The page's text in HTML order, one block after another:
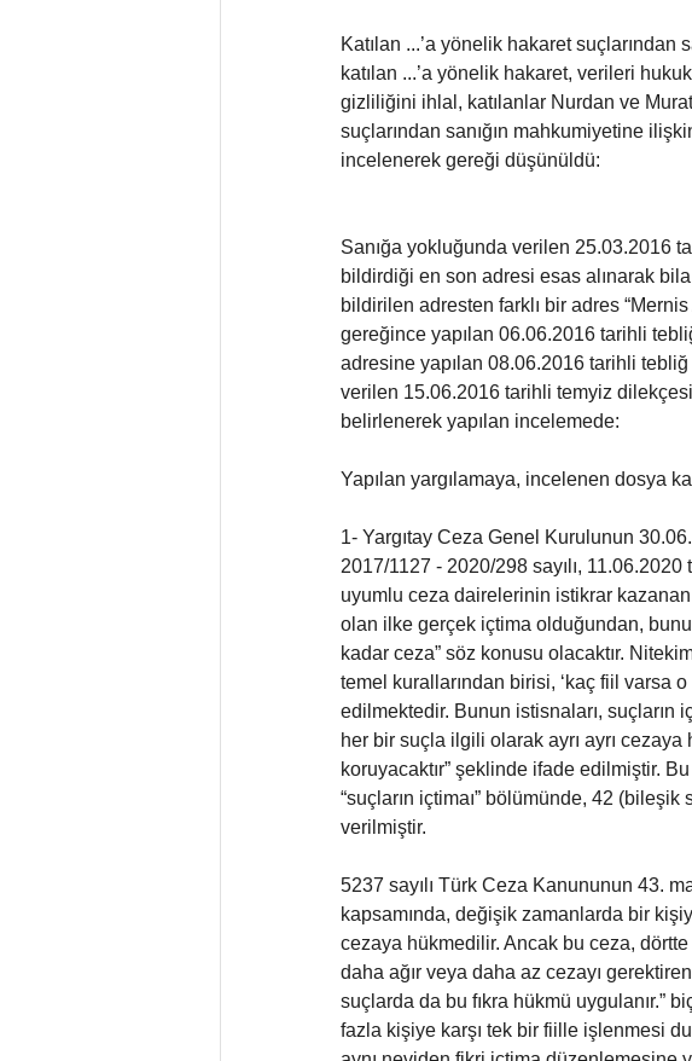
Katılan ...’a yönelik hakaret suçlarından
katılan ...’a yönelik hakaret, verileri
gizliliğini ihlal, katılanlar Nurdan ve
suçlarından sanığın mahkumiyetine
incelenerek gereği düşünüldü:
Sanığa yokluğunda verilen 25.03.2016
bildirdiği en son adresi esas alınarak
bildirilen adresten farklı bir adres
gereğince yapılan 06.06.2016 tarihli
adresine yapılan 08.06.2016 tarihli
verilen 15.06.2016 tarihli temyiz
belirlenerek yapılan incelemede:
Yapılan yargılamaya, incelenen dosya
1- Yargıtay Ceza Genel Kurulunun
2017/1127 - 2020/298 sayılı,
uyumlu ceza dairelerinin istikrar
olan ilke gerçek içtima olduğundan,
kadar ceza” söz konusu olacaktır.
temel kurallarından birisi, ‘kaç fiil varsa
edilmektedir. Bunun istisnaları, suçların
her bir suçla ilgili olarak ayrı ayrı cezaya
koruyacaktır” şeklinde ifade edilmiştir.
“suçların içtimaı” bölümünde, 42
verilmiştir.
5237 sayılı Türk Ceza Kanununun 43.
kapsamında, değişik zamanlarda bir
cezaya hükmedilir. Ancak bu ceza,
daha ağır veya daha az cezayı
suçlarda da bu fıkra hükmü uygulanır.”
fazla kişiye karşı tek bir fiille işlenmesi